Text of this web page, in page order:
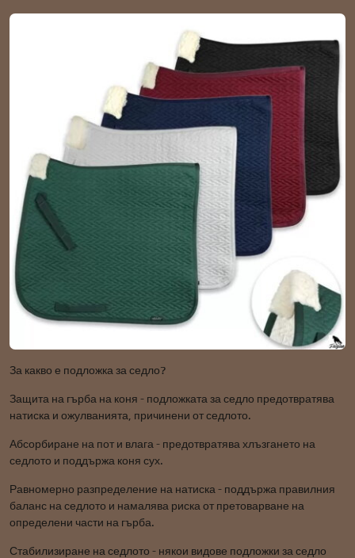
За какво е подложка за седло?
Защита на гърба на коня - подложката за седло предотвратява
натиска и ожулванията, причинени от седлото.
Абсорбиране на пот и влага - предотвратява хлъзгането на
седлото и поддържа коня сух.
Равномерно разпределение на натиска - поддържа правилния
баланс на седлото и намалява риска от претоварване на
определени части на гърба.
Стабилизиране на седлото - някои видове подложки за седло